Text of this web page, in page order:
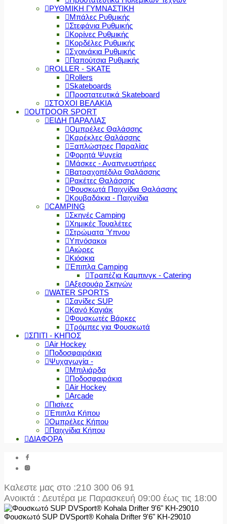
ΡΥΘΜΙΚΗ ΓΥΜΝΑΣΤΙΚΗ
Μπάλες Ρυθμικής
Στεφάνια Ρυθμικής
Κορίνες Ρυθμικής
Κορδέλες Ρυθμικής
Σχοινάκια Ρυθμικής
Παπούτσια Ρυθμικής
ROLLER - SKATE
Rollers
Skateboards
Προστατευτικά Skateboard
ΣΤΟΧΟΙ ΒΕΛΑΚΙΑ
OUTDOOR SPORT
ΕΙΔΗ ΠΑΡΑΛΙΑΣ
Ομπρέλες Θαλάσσης
Καρέκλες Θαλάσσης
Ξαπλώστρες Παραλίας
Φορητά Ψυγεία
Μάσκες - Αναπνευστήρες
Βατραχοπέδιλα Θαλάσσης
Ρακέτες Θαλάσσης
Φουσκωτά Παιχνίδια Θαλάσσης
Κουβαδάκια - Παιχνίδια
CAMPING
Σκηνές Camping
Χημικές Τουαλέτες
Στρώματα Ύπνου
Υπνόσακοι
Αιώρες
Κιόσκια
Έπιπλα Camping
Τραπέζια Καμπινγκ - Catering
Αξεσουάρ Σκηνών
WATER SPORTS
Σανίδες SUP
Κανό Καγιάκ
Φουσκωτές Βάρκες
Τρόμπες για Φουσκωτά
ΣΠΙΤΙ - ΚΗΠΟΣ
Air Hockey
Ποδοσφαιράκια
Ψυχαγωγία -
Μπιλιάρδα
Ποδοσφαιράκια
Air Hockey
Arcade
Πισίνες
Έπιπλα Κήπου
Ομπρέλες Κήπου
Παιχνίδια Κήπου
ΔΙΑΦΟΡΑ
Καλεστε μας στο :210 300 06 91
Ανοικτά : Δευτέρα με Παρασκευή 09:00 έως τις 18:00
Φουσκωτό SUP DVSport® Kohala Drifter 9'6" KH-29010